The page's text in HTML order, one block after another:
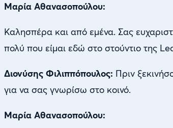
Μαρία Αθανασοπούλου:
Καλησπέρα και από εμένα. Σας
πολύ που είμαι εδώ στο στούντιο της
Διονύσης Φιλιππόπουλος: Πριν
για να σας γνωρίσω στο κοινό.
Μαρία Αθανασοπούλου: